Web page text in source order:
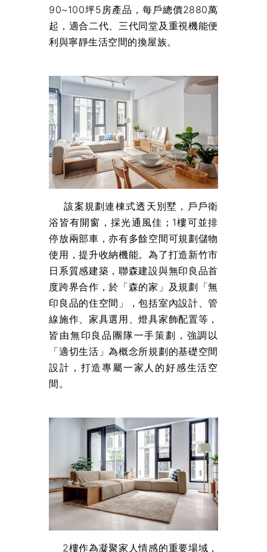
90~100坪5房產品，每戶總價2880萬
起，適合二代、三代同堂及重視機能便
利與寧靜生活空間的換屋族。
該案規劃連棟式透天別墅，戶戶衛
浴皆有開窗，採光通風佳；1樓可並排
停放兩部車，亦有多餘空間可規劃儲物
使用，提升收納機能。為了打造新竹市
日系質感建築，聯森建設與無印良品首
度跨界合作，於「森的家」及規劃「無
印良品的住空間」，包括室內設計、管
線施作、家具選用、燈具家飾配置等，
皆由無印良品團隊一手策劃，強調以
「適切生活」為概念所規劃的基礎空間
設計，打造專屬一家人的好感生活空
間。
2樓作為凝聚家人情感的重要場域，